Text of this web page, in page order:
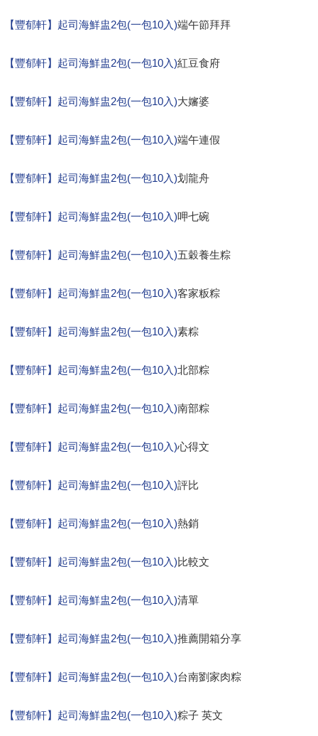
【豐郁軒】起司海鮮盅2包(一包10入)端午節拜拜
【豐郁軒】起司海鮮盅2包(一包10入)紅豆食府
【豐郁軒】起司海鮮盅2包(一包10入)大嬸婆
【豐郁軒】起司海鮮盅2包(一包10入)端午連假
【豐郁軒】起司海鮮盅2包(一包10入)划龍舟
【豐郁軒】起司海鮮盅2包(一包10入)呷七碗
【豐郁軒】起司海鮮盅2包(一包10入)五穀養生粽
【豐郁軒】起司海鮮盅2包(一包10入)客家粄粽
【豐郁軒】起司海鮮盅2包(一包10入)素粽
【豐郁軒】起司海鮮盅2包(一包10入)北部粽
【豐郁軒】起司海鮮盅2包(一包10入)南部粽
【豐郁軒】起司海鮮盅2包(一包10入)心得文
【豐郁軒】起司海鮮盅2包(一包10入)評比
【豐郁軒】起司海鮮盅2包(一包10入)熱銷
【豐郁軒】起司海鮮盅2包(一包10入)比較文
【豐郁軒】起司海鮮盅2包(一包10入)清單
【豐郁軒】起司海鮮盅2包(一包10入)推薦開箱分享
【豐郁軒】起司海鮮盅2包(一包10入)台南劉家肉粽
【豐郁軒】起司海鮮盅2包(一包10入)粽子 英文